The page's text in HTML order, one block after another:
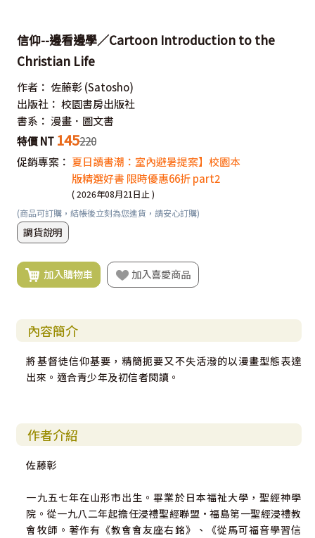
信仰--邊看邊學／Cartoon Introduction to the
Christian Life
作者： 佐藤彰 (Satosho)
出版社： 校園書房出版社
書系： 漫畫．圖文書
特價 NT 145220
促銷專案： 夏日讀書潮：室內避暑提案】校園本
版精選好書 限時優惠66折 part2
( 2026年08月21日止 )
(商品可訂購，結帳後立刻為您進貨，請安心訂購)
調貨說明
加入購物車 加入喜愛商品
內容簡介
將基督徒信仰基要，精簡扼要又不失活潑的以漫畫型態表達
出來。適合青少年及初信者閱讀。
作者介紹
佐藤彰
一九五七年在山形市出生。畢業於日本福祉大學，聖經神學
院。從一九八二年起擔任浸禮聖經聯盟·福島第一聖經浸禮教
會牧師。著作有《教會會友座右銘》、《從馬可福音學習信